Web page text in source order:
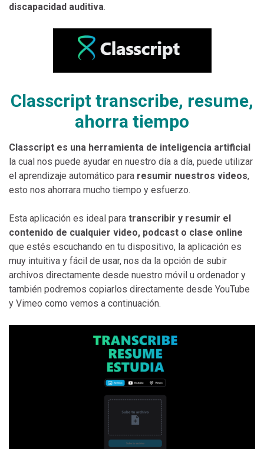
discapacidad auditiva.
Classcript transcribe, resume,
ahorra tiempo
Classcript es una herramienta de inteligencia artificial
la cual nos puede ayudar en nuestro día a día, puede utilizar
el aprendizaje automático para resumir nuestros videos,
esto nos ahorrara mucho tiempo y esfuerzo.
Esta aplicación es ideal para transcribir y resumir el
contenido de cualquier video, podcast o clase online
que estés escuchando en tu dispositivo, la aplicación es
muy intuitiva y fácil de usar, nos da la opción de subir
archivos directamente desde nuestro móvil u ordenador y
también podremos copiarlos directamente desde YouTube
y Vimeo como vemos a continuación.